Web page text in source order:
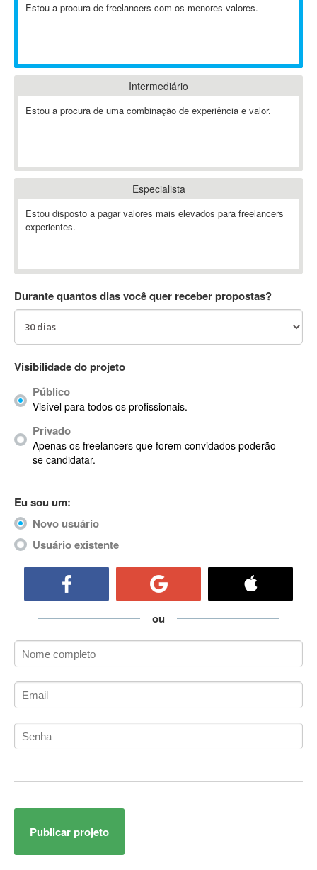
A2Billing
ABAP
ABBYY FineReader
Ableton Live
Abstract
Abstract Window Toolkit (AWT)
AC Drives
ACARS
AccountMate
Acrobat
Acrobat X
Acronis
ACT
ActionScript
ActionScript 3
Active Directory
ActiveX Data Objects (ADO)
ADK
Administração Acadêmica
Administração de Artistas e Repertórios
Administração de Banco de Dados
Administração de Redes
Administrador de Sistemas
Adobe After Effects
Adobe AIR
Estou a procura de freelancers com os menores valores.
Intermediário
Estou a procura de uma combinação de experiência e valor.
Especialista
Estou disposto a pagar valores mais elevados para freelancers
experientes.
Durante quantos dias você quer receber propostas?
Visibilidade do projeto
Público
Visível para todos os profissionais.
Privado
Apenas os freelancers que forem convidados poderão
se candidatar.
Eu sou um:
Novo usuário
Usuário existente
ou
Publicar projeto